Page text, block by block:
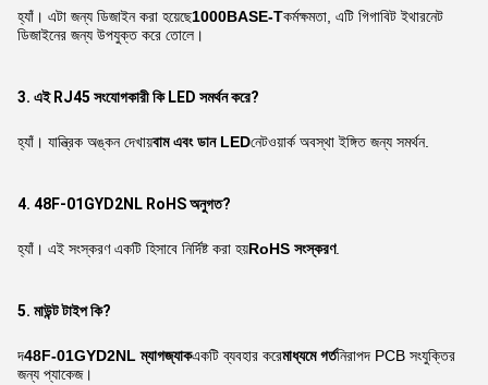
হ্যাঁ। এটা জন্য ডিজাইন করা হয়েছে1000BASE-Tকর্মক্ষমতা, এটি গিগাবিট ইথারনেট
ডিজাইনের জন্য উপযুক্ত করে তোলে।
3. এই RJ45 সংযোগকারী কি LED সমর্থন করে?
হ্যাঁ। যান্ত্রিক অঙ্কন দেখায়বাম এবং ডান LEDনেটওয়ার্ক অবস্থা ইঙ্গিত জন্য সমর্থন.
4. 48F-01GYD2NL RoHS অনুগত?
হ্যাঁ। এই সংস্করণ একটি হিসাবে নির্দিষ্ট করা হয়RoHS সংস্করণ.
5. মাউন্ট টাইপ কি?
দ48F-01GYD2NL ম্যাগজ্যাকএকটি ব্যবহার করেমাধ্যমে গর্তনিরাপদ PCB সংযুক্তির
জন্য প্যাকেজ।